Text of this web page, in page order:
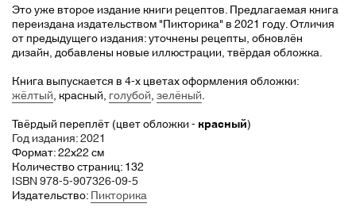
Это уже второе издание книги рецептов. Предлагаемая книга
переиздана издательством "Пикторика" в 2021 году. Отличия
от предыдущего издания: уточнены рецепты, обновлён
дизайн, добавлены новые иллюстрации, твёрдая обложка.
Книга выпускается в 4-х цветах оформления обложки:
жёлтый, красный, голубой, зелёный.
Твёрдый переплёт (цвет обложки - красный)
Год издания: 2021
Формат: 22х22 см
Количество страниц: 132
ISBN 978-5-907326-09-5
Издательство: Пикторика